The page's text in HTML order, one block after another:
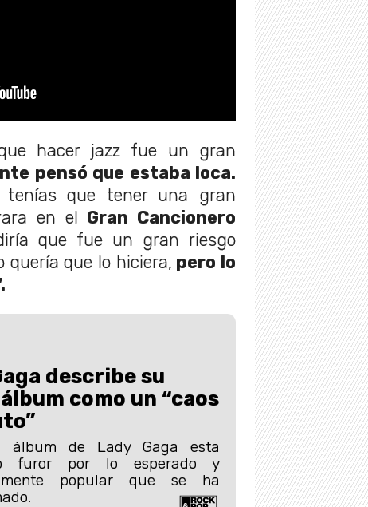
hacer jazz fue un gran
pensó que estaba loca.
tenías que tener una gran
en el Gran Cancionero
que fue un gran riesgo
quería que lo hiciera, pero lo
describe su
como un “caos
álbum de Lady Gaga esta
furor por lo esperado y
popular que se ha